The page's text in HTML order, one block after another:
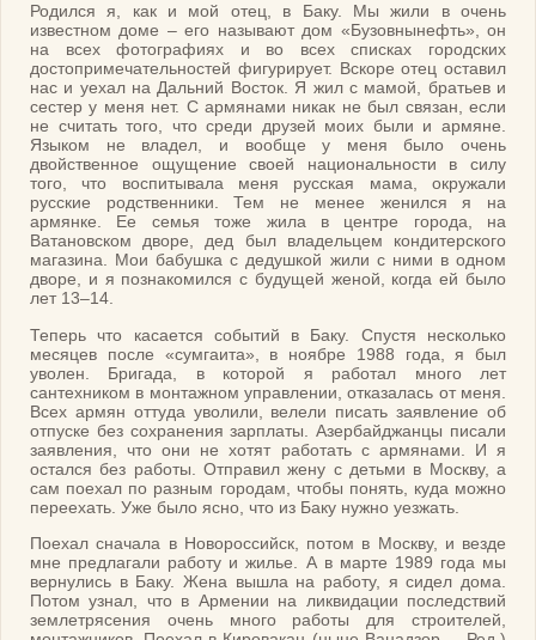
Родился я, как и мой отец, в Баку. Мы жили в очень
известном доме – его называют дом «Бузовнынефть», он
на всех фотографиях и во всех списках городских
достопримечательностей фигурирует. Вскоре отец оставил
нас и уехал на Дальний Восток. Я жил с мамой, братьев и
сестер у меня нет. С армянами никак не был связан, если
не считать того, что среди друзей моих были и армяне.
Языком не владел, и вообще у меня было очень
двойственное ощущение своей национальности в силу
того, что воспитывала меня русская мама, окружали
русские родственники. Тем не менее женился я на
армянке. Ее семья тоже жила в центре города, на
Ватановском дворе, дед был владельцем кондитерского
магазина. Мои бабушка с дедушкой жили с ними в одном
дворе, и я познакомился с будущей женой, когда ей было
лет 13–14.
Теперь что касается событий в Баку. Спустя несколько
месяцев после «сумгаита», в ноябре 1988 года, я был
уволен. Бригада, в которой я работал много лет
сантехником в монтажном управлении, отказалась от меня.
Всех армян оттуда уволили, велели писать заявление об
отпуске без сохранения зарплаты. Азербайджанцы писали
заявления, что они не хотят работать с армянами. И я
остался без работы. Отправил жену с детьми в Москву, а
сам поехал по разным городам, чтобы понять, куда можно
переехать. Уже было ясно, что из Баку нужно уезжать.
Поехал сначала в Новороссийск, потом в Москву, и везде
мне предлагали работу и жилье. А в марте 1989 года мы
вернулись в Баку. Жена вышла на работу, я сидел дома.
Потом узнал, что в Армении на ликвидации последствий
землетрясения очень много работы для строителей,